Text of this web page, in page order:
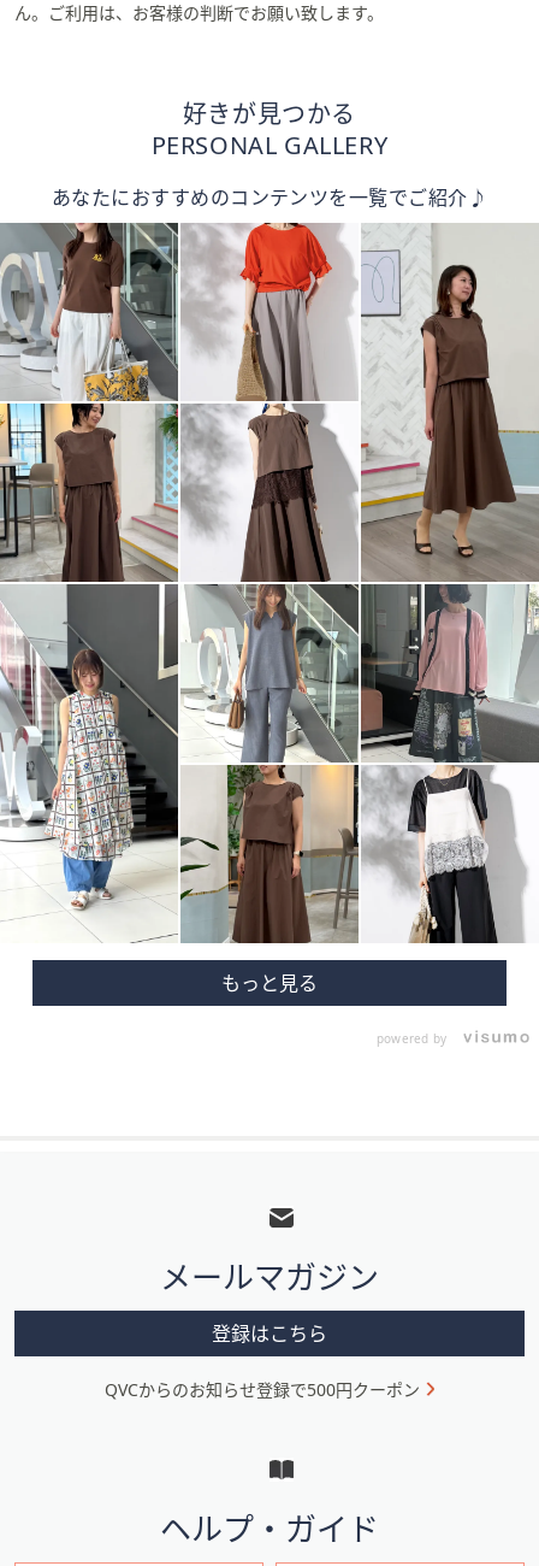
ん。ご利用は、お客様の判断でお願い致します。
好きが見つかる
PERSONAL GALLERY
あなたにおすすめのコンテンツを一覧でご紹介♪
powered by
メ
ニ
ン
メールマガジン
登録はこちら
QVCからのお知らせ登録で500円クーポン
ヘルプ・ガイド